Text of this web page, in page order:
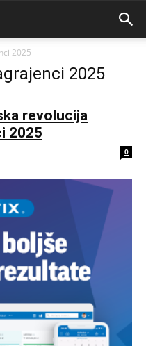
2025
2025
revolucija
2025
0